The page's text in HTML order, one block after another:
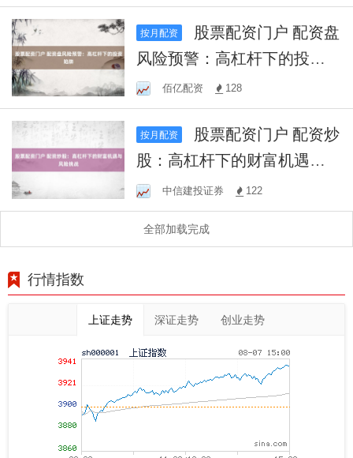
按月配资
风险预警：高杠杆下的投资
陷阱佰亿配资 128
按月配资
股：高杠杆下的财富机遇与
风险挑战
中信建投证券 122
全部加载完成
行情指数
上证走势 深证走势 创业走势